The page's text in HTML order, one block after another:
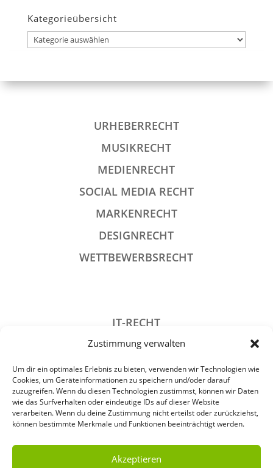
Zustimmung verwalten
Um dir ein optimales Erlebnis zu bieten, verwenden wir Technologien wie
Cookies, um Geräteinformationen zu speichern und/oder darauf
zuzugreifen. Wenn du diesen Technologien zustimmst, können wir Daten
wie das Surfverhalten oder eindeutige IDs auf dieser Website
verarbeiten. Wenn du deine Zustimmung nicht erteilst oder zurückziehst,
können bestimmte Merkmale und Funktionen beeinträchtigt werden.
Akzeptieren
Kategorieübersicht
Kategorieübersicht
URHEBERRECHT
MUSIKRECHT
MEDIENRECHT
SOCIAL MEDIA RECHT
MARKENRECHT
DESIGNRECHT
WETTBEWERBSRECHT
IT-RECHT
DATENSCHUTZRECHT
STRAFRECHT
GESELLSCHAFTSRECHT
VERANSTALTUNGSRECHT